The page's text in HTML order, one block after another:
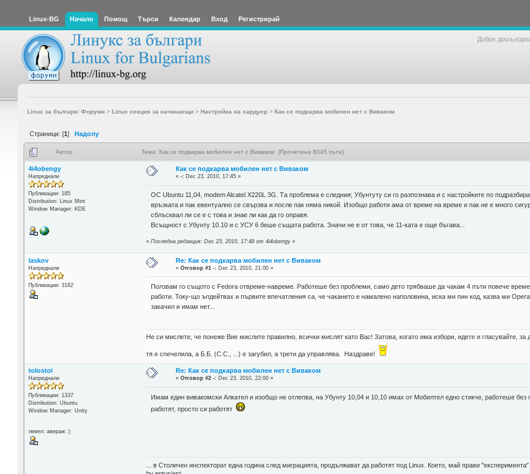
Linux-BG Начало Помощ Търси Календар Вход Регистрирай
Добре дошъл/
Linux за българи: Форуми> Linux секция за начинаещи> Настройка на хардуер> Как се подкарва мобилен нет с Виваком
Страници: [1] Надолу
Автор Тема: Как се подкарва мобилен нет с Виваком (Прочетена 8045 пъти)
4i4obengy
Напреднали
Публикации: 185
Distribution: Linux Mint
Window Manager: KDE
Как се подкарва мобилен нет с Виваком
«-: Dec 23, 2010, 17:45 »
ОС Ubuntu 11,04, modem Alcatel X220L 3G. Та проблема е следния; Убунтуту си го разпознава и с настройките по
връзката и пак евентуално се свързва и после пак няма никой. Изобщо работи ама от време на време и пак не е много
сблъсквал ли се е с това и знае ли как да го оправя.
Всъщност с Убунту 10.10 и с УСУ 6 беше същата работа. Значи не е от това, че 11-ката е още бъгава...
«Последна редакция: Dec 23, 2010, 17:48 от 4i4obengy »
laskov
Напреднали
Публикации: 3182
Re: Как се подкарва мобилен нет с Виваком
«Отговор #1 -: Dec 23, 2010, 21:00 »
Ползвам го същото с Fedora отвреме-навреме. Работеше без проблеми, само дето трябваше да чакам 4 пъти повече
работи. Току-що ъпдейтвах и първите впечатления са, че чакането е намалено наполовина, иска ми пин код, казва ми
закачил и имам нет...
Не си мислете, че понеже Вие мислите правилно, всички мислят като Вас! Затова, когато има избори, идете и гласувайте,
тя е спечелила, а Б.Б. (С.С., ...) е загубил, а трети да управлява. Наздраве!
tolostoi
Напреднали
Публикации: 1337
Distribution: Ubuntu
Window Manager: Unity
левел: авераж :)
Re: Как се подкарва мобилен нет с Виваком
«Отговор #2 -: Dec 23, 2010, 22:00 »
Имам един вивакомски Алкател и изобщо не отлепва, на Убунту 10,04 и 10,10 имах от Мобилтел едно стикче, работеше
работят, просто си работят
... в Столичен инспекторат една година след миграцията, продължават да работят под Linux. Което, май прави